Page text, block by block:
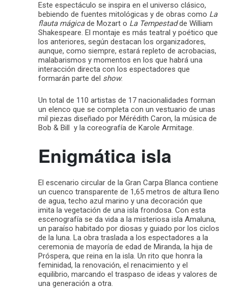
Este espectáculo se inspira en el universo clásico,
bebiendo de fuentes mitológicas y de obras como La
flauta mágicade Mozart o La Tempestadde William
Shakespeare. El montaje es más teatral y poético que
los anteriores, según destacan los organizadores,
aunque, como siempre, estará repleto de acrobacias,
malabarismos y momentos en los que habrá una
interacción directa con los espectadores que
formarán parte del show.
Un total de 110 artistas de 17 nacionalidades forman
un elenco que se completa con un vestuario de unas
mil piezas diseñado por Mérédith Caron, la música de
Bob & Bill y la coreografía de Karole Armitage.
Enigmática isla
El escenario circular de la Gran Carpa Blanca contiene
un cuenco transparente de 1,65 metros de altura lleno
de agua, techo azul marino y una decoración que
imita la vegetación de una isla frondosa. Con esta
escenografía se da vida a la misteriosa isla Amaluna,
un paraíso habitado por diosas y guiado por los ciclos
de la luna. La obra traslada a los espectadores a la
ceremonia de mayoría de edad de Miranda, la hija de
Próspera, que reina en la isla. Un rito que honra la
feminidad, la renovación, el renacimiento y el
equilibrio, marcando el traspaso de ideas y valores de
una generación a otra.